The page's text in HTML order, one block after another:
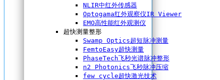
NLIR中红外传感器
Optogama红外观察仪IR Viewer
EMO高性能红外观测仪
超快测量整形
Swamp Optics超短脉冲测量
FemtoEasy超快测量
PhaseTech飞秒光谱脉冲整形
n2 Photonics飞秒脉冲压缩
few cycle超快激光技术